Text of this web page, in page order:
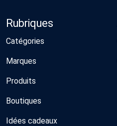
Rubriques
Catégories
Marques
Produits
Boutiques
Idées cadeaux